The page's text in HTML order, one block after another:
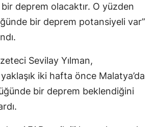
deprem olacaktır. O yüzden
bir deprem potansiyeli var”
Sevilay Yılman,
iki hafta önce Malatya’da
bir deprem beklendiğini